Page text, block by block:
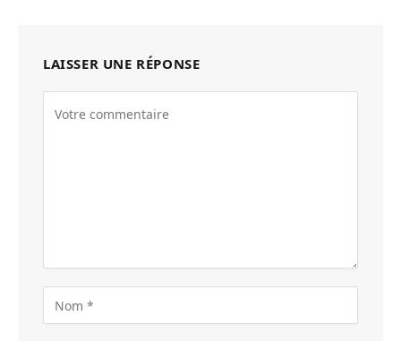
LAISSER UNE RÉPONSE